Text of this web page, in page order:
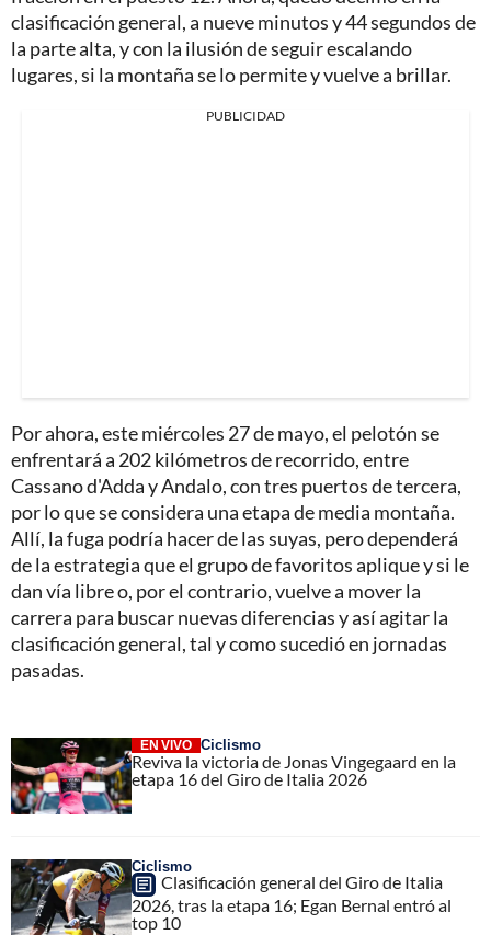
clasificación general, a nueve minutos y 44 segundos de
la parte alta, y con la ilusión de seguir escalando
lugares, si la montaña se lo permite y vuelve a brillar.
PUBLICIDAD
Por ahora, este miércoles 27 de mayo, el pelotón se
enfrentará a 202 kilómetros de recorrido, entre
Cassano d'Adda y Andalo, con tres puertos de tercera,
por lo que se considera una etapa de media montaña.
Allí, la fuga podría hacer de las suyas, pero dependerá
de la estrategia que el grupo de favoritos aplique y si le
dan vía libre o, por el contrario, vuelve a mover la
carrera para buscar nuevas diferencias y así agitar la
clasificación general, tal y como sucedió en jornadas
pasadas.
EN VIVO Ciclismo
Reviva la victoria de Jonas Vingegaard en la
etapa 16 del Giro de Italia 2026
Ciclismo
Clasificación general del Giro de Italia
2026, tras la etapa 16; Egan Bernal entró al
top 10